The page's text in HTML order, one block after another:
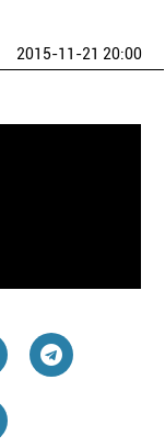
2015-11-21 20:00